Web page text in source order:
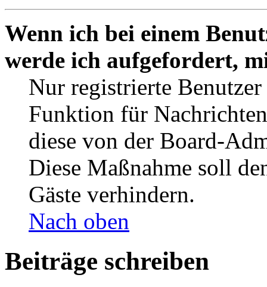
Wenn ich bei einem
werde ich aufgefordert,
Nur registrierte
Funktion für
diese von der Board-
Diese Maßnahme soll
Gäste verhindern.
Nach oben
Beiträge schreiben